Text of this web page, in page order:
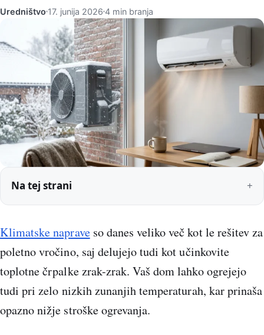
Uredništvo 17. junija 2026 4 min branja
Na tej strani
Klimatske napraveso danes veliko več kot le rešitev za
poletno vročino, saj delujejo tudi kot učinkovite
toplotne črpalke zrak-zrak. Vaš dom lahko ogrejejo
tudi pri zelo nizkih zunanjih temperaturah, kar prinaša
opazno nižje stroške ogrevanja.